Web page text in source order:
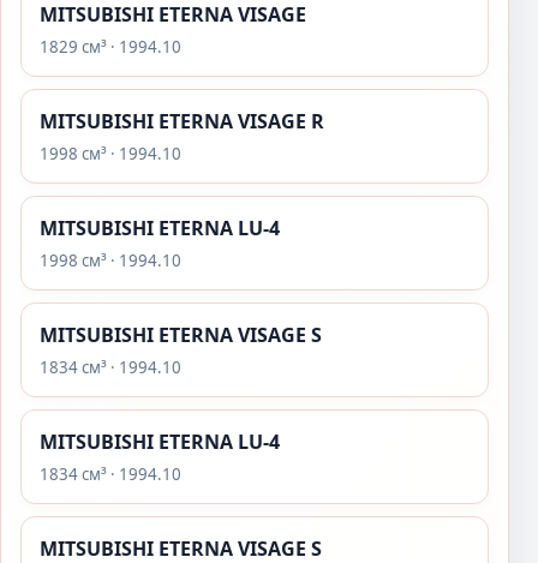
MITSUBISHI ETERNA VISAGE
1829 см³ · 1994.10
MITSUBISHI ETERNA VISAGE R
1998 см³ · 1994.10
MITSUBISHI ETERNA LU-4
1998 см³ · 1994.10
MITSUBISHI ETERNA VISAGE S
1834 см³ · 1994.10
MITSUBISHI ETERNA LU-4
1834 см³ · 1994.10
MITSUBISHI ETERNA VISAGE S